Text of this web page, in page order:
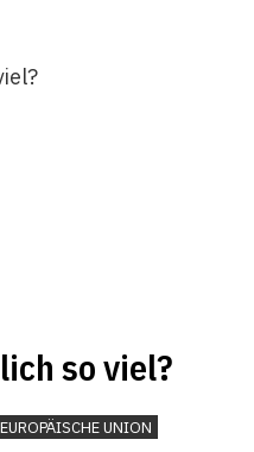
so viel?
EUROPÄISCHE UNION